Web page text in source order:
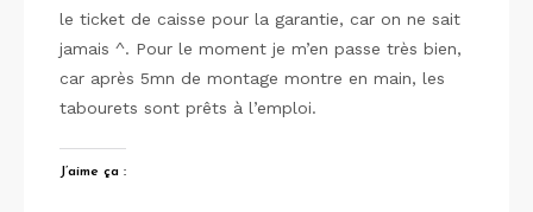
le ticket de caisse pour la garantie, car on ne sait
jamais ^. Pour le moment je m’en passe très bien,
car après 5mn de montage montre en main, les
tabourets sont prêts à l’emploi.
J’aime ça :